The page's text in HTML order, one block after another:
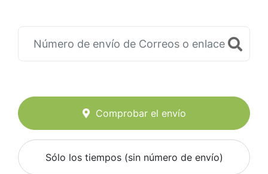
Comprobar el envío
Sólo los tiempos (sin número de envío)